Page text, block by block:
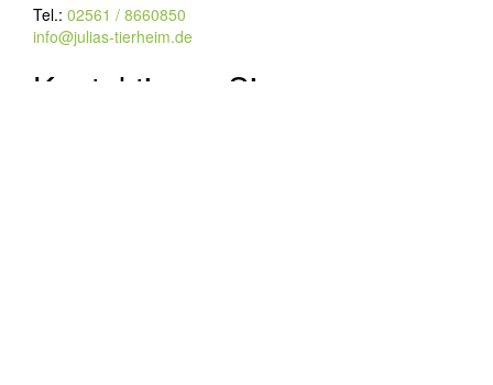
Tel.: 02561 / 8660850
info@julias-tierheim.de
Kontaktieren Sie uns